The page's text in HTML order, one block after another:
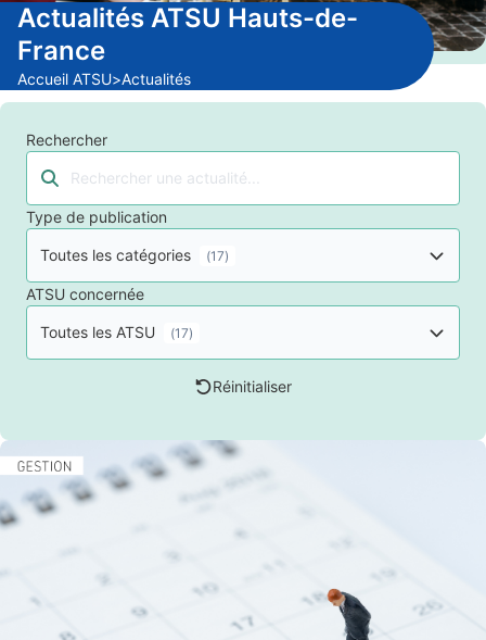
Actualités ATSU Hauts-de-
France
Accueil ATSU>Actualités
Rechercher
Tapez votre recherche et les résultats se mettront à
Type de publication
Toutes les catégories (17)
ATSU concernée
Toutes les ATSU (17)
Réinitialiser